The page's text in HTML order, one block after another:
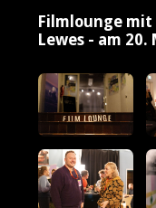
Filmlounge mit
Lewes - am 20.